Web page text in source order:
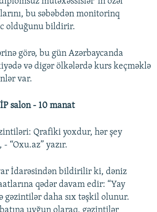
bu səbəbdən monitorinq
olduğunu bildirir.
görə, bu gün Azərbaycanda
və digər ölkələrdə kurs keçməklə
var.
salon - 10 manat
Qrafiki yoxdur, hər şey
- “Oxu.az” yazır.
İdarəsindən bildirilir ki, dəniz
qədər davam edir: “Yay
gəzintilər daha sıx təşkil olunur.